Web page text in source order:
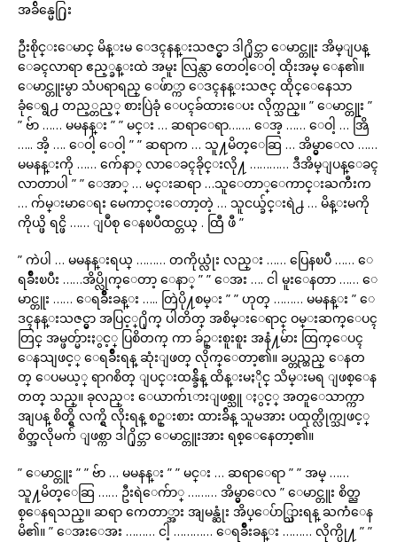
အခ်ိန္မေ႐ြး
ဦးစိုင္းေမာင္ မိန္းမ ေဒၚနန္းသဇင္မွာ ဒါ႐ိုင္ဘာ ေမာင္တူး အိမ္ျပန္
ေခၚလာရာ ဧည့္ခန္းထဲ အမူး လြန္လာ တေဝါ့ေဝါ့ ထိုးအမ္ ေန၏။
ေမာင္တူးမွာ သံပရာရည္ ေဖ်ာ္ကာ ေဒၚနန္းသဇင္ ထိုင္ေနေသာ
ခုံေရွ႕ တည့္တည့္ စားပြဲခုံ ေပၚခ်ထားေပး လိုက္သည္။ ” ေမာင္တူး ”
” ဗ်ာ …… မမနန္း ” ” မင္း … ဆရာေရာ……. ေအ့ …… ေဝါ့ … အြိ
….. အိ့ …. ေဝါ့ ေဝါ့ ” ” ဆရာက … သူ႔မိတ္ေဆြ … အိမ္မွာေလ ……
မမနန္းကို …… က်ေနာ္ လာေခၚခိုင္းလို႔ ………… ဒီအိမ္ျပန္ေခၚ
လာတာပါ ” ” ေအာ္ … မင္းဆရာ …သူေတာ္ေကာင္းႀကီးက
… က်မ္းမာေရး မေကာင္းေတာ့တဲ့ … သူငယ္ခ်င္းရဲ႕ … မိန္းမကို
ကိုယ္ဖိ ရင္ဖိ …… ျပဳစု ေနၿပီထင္တယ္ . ထြီ ဖီ ”
” ကဲပါ … မမနန္းရယ္ ……… တကိုယ္လုံး လည္း …… ပြေနၿပီ …… ေ
ရခ်ိဳးၿပီး ……အိပ္လိုက္ေတာ့ ေနာ္ ” ” ေအး …. ငါ မူးေနတာ …… ေ
မာင္တူး …… ေရခ်ိဳးခန္း ….. တြဲပို႔စမ္း ” ” ဟုတ္ ……… မမနန္း ” ေ
ဒၚနန္းသဇင္မွာ အပြင့္႐ိုက္ ပါတိတ္ အစိမ္းေရာင္ ဝမ္းဆက္ေပၚ
တြင္ အမ္ဖတ္မ်ားႏွင့္ ပြစိတက္ ကာ ခ်ဥ္းစူးစူး အနံ႔မ်ား ထြက္ေပၚ
ေနသျဖင့္ ေရခ်ိဳးရန္ ဆုံးျဖတ္ လိုက္ေတာ့၏။ ခပ္တည္တည္ ေနတ
တ္ ေပမယ့္ ရာဂစိတ္ ျပင္းထန္ခ်ိန္ ထိန္းမႏိုင္ သိမ္းမရ ျဖစ္ေန
တတ္ သည္။ ခုလည္း ေယာက်ၤားျဖစ္သူ ႏွင့္ အတူေသာက္ကာ
အျပန္ စိတ္ရွိ လက္ရွိ လိုးရန္ စဥ္းစား ထားခ်ိန္ သူမအား ပထုတ္လိုက္သျဖင့္
စိတ္အလိုမက် ျဖစ္ကာ ဒါ႐ိုင္ဘာ ေမာင္တူးအား ရစ္ေနေတာ့၏။
” ေမာင္တူး ” ” ဗ်ာ … မမနန္း ” ” မင္း … ဆရာေရာ ” ” အမ္ ……
သူ႔မိတ္ေဆြ …… ဦးရဲေက်ာ္ ……… အိမ္မွာေလ ” ေမာင္တူး စိတ္ည
စ္ေနရသည္။ ဆရာ ကေတာ္အား အျမန္ဆုံး အိပ္ေပ်ာ္သြားရန္ ႀကံေန
မိ၏။ ” ေအးေအး ……… ငါ့ ………… ေရခ်ိဳးခန္း ……… လိုက္ပို႔ ” ”